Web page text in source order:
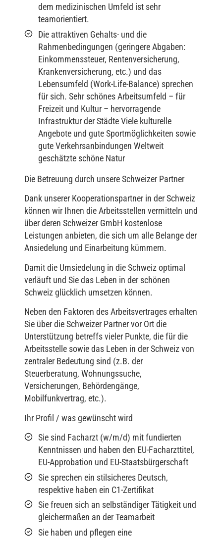
dem medizinischen Umfeld ist sehr
teamorientiert.
Die attraktiven Gehalts- und die
Rahmenbedingungen (geringere Abgaben:
Einkommenssteuer, Rentenversicherung,
Krankenversicherung, etc.) und das
Lebensumfeld (Work-Life-Balance) sprechen
für sich. Sehr schönes Arbeitsumfeld – für
Freizeit und Kultur – hervorragende
Infrastruktur der Städte Viele kulturelle
Angebote und gute Sportmöglichkeiten sowie
gute Verkehrsanbindungen Weltweit
geschätzte schöne Natur
Die Betreuung durch unsere Schweizer Partner
Dank unserer Kooperationspartner in der Schweiz
können wir Ihnen die Arbeitsstellen vermitteln und
über deren Schweizer GmbH kostenlose
Leistungen anbieten, die sich um alle Belange der
Ansiedelung und Einarbeitung kümmern.
Damit die Umsiedelung in die Schweiz optimal
verläuft und Sie das Leben in der schönen
Schweiz glücklich umsetzen können.
Neben den Faktoren des Arbeitsvertrages erhalten
Sie über die Schweizer Partner vor Ort die
Unterstützung betreffs vieler Punkte, die für die
Arbeitsstelle sowie das Leben in der Schweiz von
zentraler Bedeutung sind (z.B. der
Steuerberatung, Wohnungssuche,
Versicherungen, Behördengänge,
Mobilfunkvertrag, etc.).
Ihr Profil / was gewünscht wird
Sie sind Facharzt (w/m/d) mit fundierten
Kenntnissen und haben den EU-Facharzttitel,
EU-Approbation und EU-Staatsbürgerschaft
Sie sprechen ein stilsicheres Deutsch,
respektive haben ein C1-Zertifikat
Sie freuen sich an selbständiger Tätigkeit und
gleichermaßen an der Teamarbeit
Sie haben und pflegen eine